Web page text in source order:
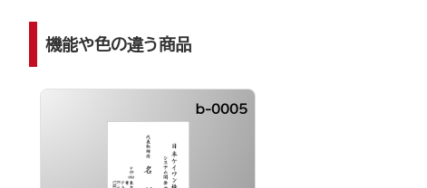
機能や色の違う商品
b-0005